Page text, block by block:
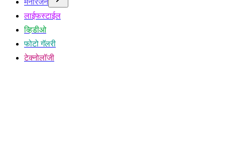
मनोरंजन
लाईफस्टाईल
व्हिडीओ
फोटो गॅलरी
टेक्नोलॉजी